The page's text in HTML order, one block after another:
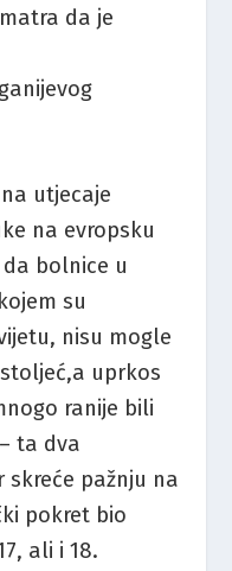
da je
utjecaje
na evropsku
bolnice u
su
nisu mogle
uprkos
ranije bili
ta dva
skreće pažnju na
pokret bio
ali i 18.